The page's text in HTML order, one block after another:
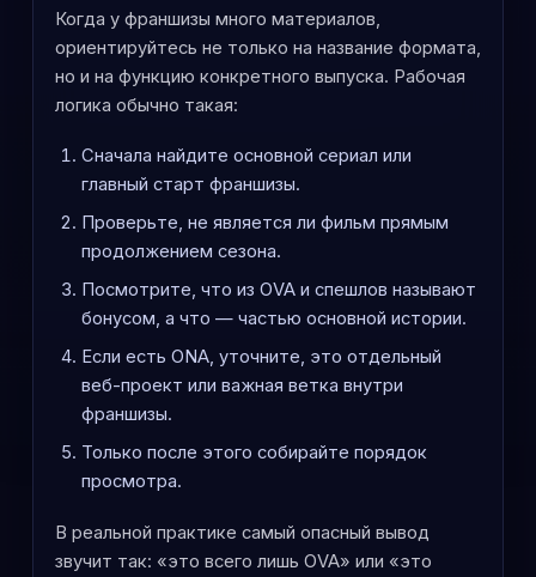
Когда у франшизы много материалов,
ориентируйтесь не только на название формата,
но и на функцию конкретного выпуска. Рабочая
логика обычно такая:
Сначала найдите основной сериал или
главный старт франшизы.
Проверьте, не является ли фильм прямым
продолжением сезона.
Посмотрите, что из OVA и спешлов называют
бонусом, а что — частью основной истории.
Если есть ONA, уточните, это отдельный
веб-проект или важная ветка внутри
франшизы.
Только после этого собирайте порядок
просмотра.
В реальной практике самый опасный вывод
звучит так: «это всего лишь OVA» или «это